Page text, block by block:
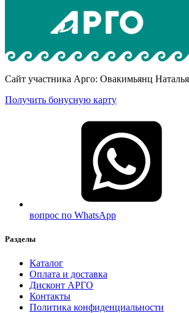
Сайт участника Арго: Овакимьянц Наталья
Получить бонусную карту
вопрос по WhatsApp
Разделы
Каталог
Оплата и доставка
Дисконт АРГО
Контакты
Политика конфиденциальности